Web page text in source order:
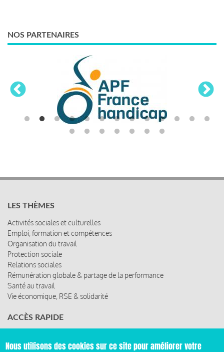
NOS PARTENAIRES
LES THÈMES
Activités sociales et culturelles
Emploi, formation et compétences
Organisation du travail
Protection sociale
Relations sociales
Rémunération globale & partage de la performance
Santé au travail
Vie économique, RSE & solidarité
ACCÈS RAPIDE
Les rencontres
Nous utilisons des cookies sur ce site pour améliorer votre